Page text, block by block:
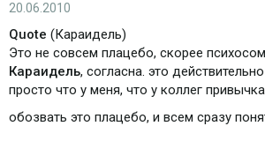
20.06.2010
Quote (Караидель)
Это не совсем плацебо, скорее
Караидель, согласна. это
просто что у меня, что у коллег
обозвать это плацебо, и всем сразу